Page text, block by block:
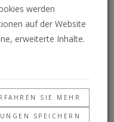
verändert die
den die biblische
werden
auf der Website
erweiterte Inhalte.
SIE MEHR
SPEICHERN